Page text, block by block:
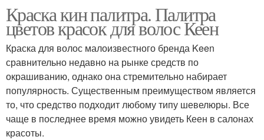
Краска кин палитра. Палитра
цветов красок для волос Кеен
Краска для волос малоизвестного бренда Keen
сравнительно недавно на рынке средств по
окрашиванию, однако она стремительно набирает
популярность. Существенным преимуществом является
то, что средство подходит любому типу шевелюры. Все
чаще в последнее время можно увидеть Кеен в салонах
красоты.